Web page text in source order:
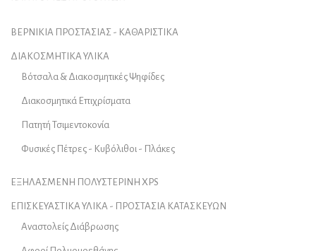
ΒΕΡΝΙΚΙΑ ΠΡΟΣΤΑΣΙΑΣ - ΚΑΘΑΡΙΣΤΙΚΑ
ΔΙΑΚΟΣΜΗΤΙΚΑ ΥΛΙΚΑ
Βότσαλα & Διακοσμητικές Ψηφίδες
Διακοσμητικά Επιχρίσματα
Πατητή Τσιμεντοκονία
Φυσικές Πέτρες - Κυβόλιθοι - Πλάκες
ΕΞΗΛΑΣΜΕΝΗ ΠΟΛΥΣΤΕΡΙΝΗ XPS
ΕΠΙΣΚΕΥΑΣΤΙΚΑ ΥΛΙΚΑ - ΠΡΟΣΤΑΣΙΑ ΚΑΤΑΣΚΕΥΩΝ
Αναστολείς Διάβρωσης